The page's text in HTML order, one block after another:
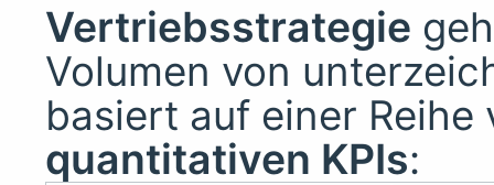
Vertriebsstrategie
Volumen von
basiert auf einer
quantitativen KPIs: